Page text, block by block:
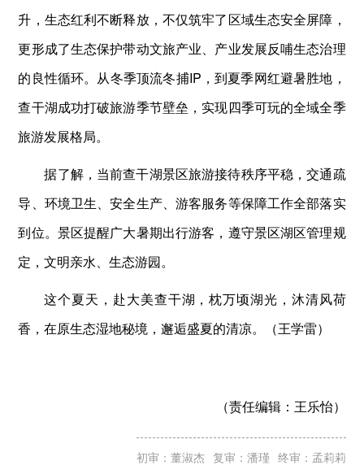
升，生态红利不断释放，不仅筑牢了区域生态安全屏障，
更形成了生态保护带动文旅产业、产业发展反哺生态治理
的良性循环。从冬季顶流冬捕IP，到夏季网红避暑胜地，
查干湖成功打破旅游季节壁垒，实现四季可玩的全域全季
旅游发展格局。
据了解，当前查干湖景区旅游接待秩序平稳，交通疏
导、环境卫生、安全生产、游客服务等保障工作全部落实
到位。景区提醒广大暑期出行游客，遵守景区湖区管理规
定，文明亲水、生态游园。
这个夏天，赴大美查干湖，枕万顷湖光，沐清风荷
香，在原生态湿地秘境，邂逅盛夏的清凉。（王学雷）
（责任编辑： 王乐怡）
初审：董淑杰 复审：潘瑾 终审：孟莉莉